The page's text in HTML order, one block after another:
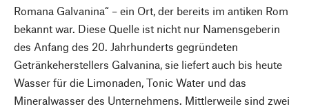
Romana Galvanina“ – ein Ort, der bereits im antiken Rom
bekannt war. Diese Quelle ist nicht nur Namensgeberin
des Anfang des 20. Jahrhunderts gegründeten
Getränkeherstellers Galvanina, sie liefert auch bis heute
Wasser für die Limonaden, Tonic Water und das
Mineralwasser des Unternehmens. Mittlerweile sind zwei